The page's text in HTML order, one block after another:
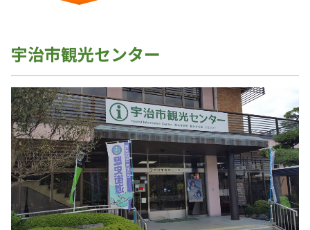
宇治市観光センター